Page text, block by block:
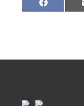
Compartir
en